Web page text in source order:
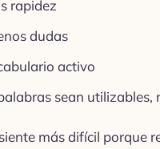
rapidez
dudas
activo
sean utilizables,
más difícil porque